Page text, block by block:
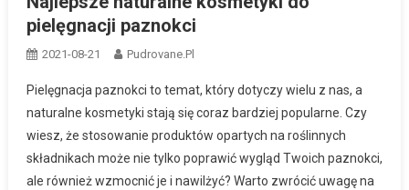
pielęgnacji paznokci
2021-08-21 Pudrovane.pl
Pielęgnacja paznokci to temat, który dotyczy wielu z nas, a
naturalne kosmetyki stają się coraz bardziej popularne. Czy
wiesz, że stosowanie produktów opartych na roślinnych
składnikach może nie tylko poprawić wygląd Twoich paznokci,
ale również wzmocnić je i nawilżyć? Warto zwrócić uwagę na